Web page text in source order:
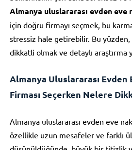
Almanya uluslararası evden eve
için doğru firmayı seçmek, bu
stressiz hale getirebilir. Bu
dikkatli olmak ve detaylı araştırma
Almanya Uluslararası Evden
Firması Seçerken Nelere
Almanya uluslararası evden eve
özellikle uzun mesafeler ve farklı